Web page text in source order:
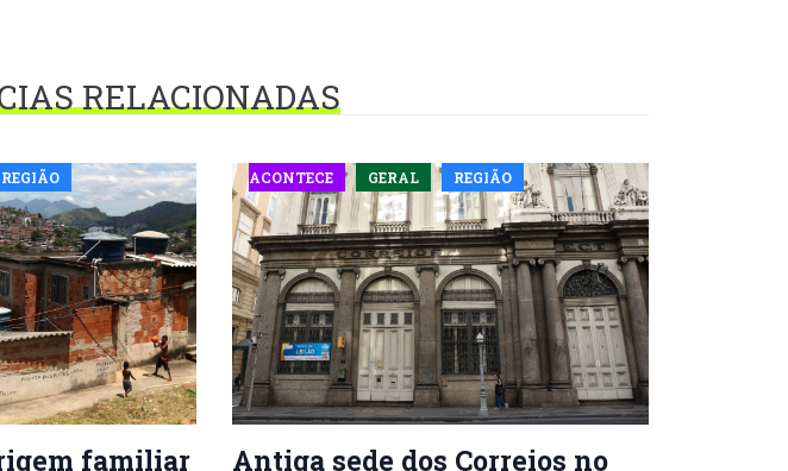
RELACIONADAS
REGIÃO
familiar
ACONTECE GERAL REGIÃO
Antiga sede dos Correios no